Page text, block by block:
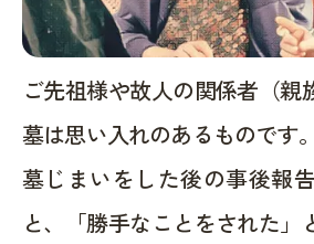
ご先祖様や故人の関係者（親
墓は思い入れのあるものです。
墓じまいをした後の事後報
と、「勝手なことをされた」